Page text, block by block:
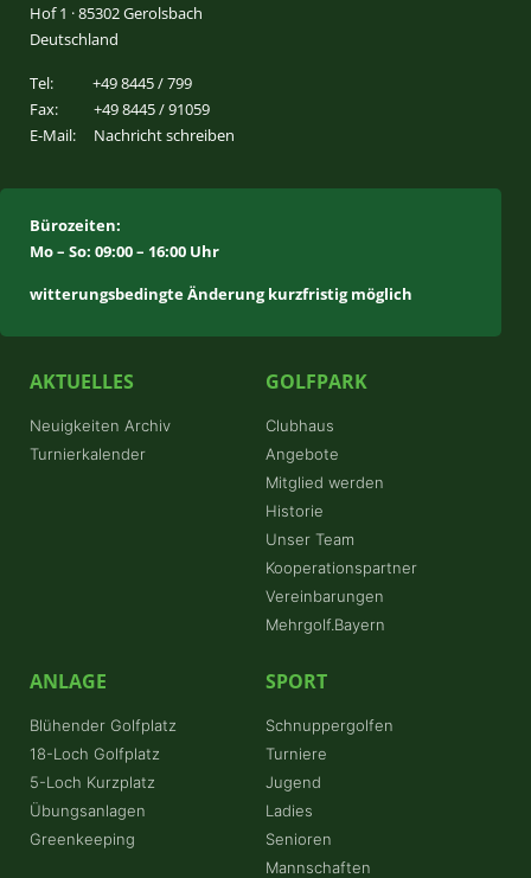
Hof 1 · 85302 Gerolsbach
Deutschland
Tel:
+49 8445 / 799
Fax:
+49 8445 / 91059
E-Mail:
Nachricht schreiben
Bürozeiten:
Mo – So: 09:00 – 16:00 Uhr
witterungsbedingte Änderung kurzfristig möglich
AKTUELLES
Neuigkeiten Archiv
Turnierkalender
GOLFPARK
Clubhaus
Angebote
Mitglied werden
Historie
Unser Team
Kooperationspartner
Vereinbarungen
Mehrgolf.Bayern
ANLAGE
Blühender Golfplatz
18-Loch Golfplatz
5-Loch Kurzplatz
Übungsanlagen
Greenkeeping
SPORT
Schnuppergolfen
Turniere
Jugend
Ladies
Senioren
Mannschaften